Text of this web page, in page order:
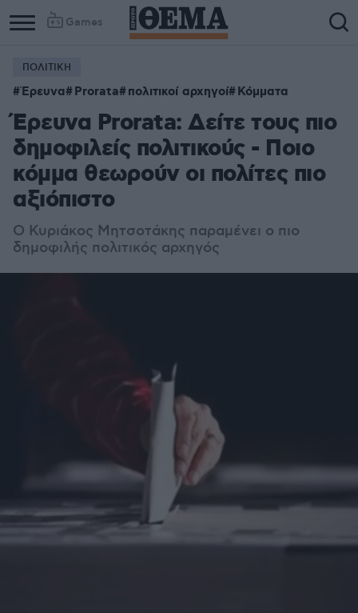
Games
ΠΟΛΙΤΙΚΗ
Έρευνα Prorata πολιτικοί αρχηγοί Κόμματα
Έρευνα Prorata: Δείτε τους πιο
δημοφιλείς πολιτικούς - Ποιο
κόμμα θεωρούν οι πολίτες πιο
αξιόπιστο
Ο Κυριάκος Μητσοτάκης παραμένει ο πιο
δημοφιλής πολιτικός αρχηγός